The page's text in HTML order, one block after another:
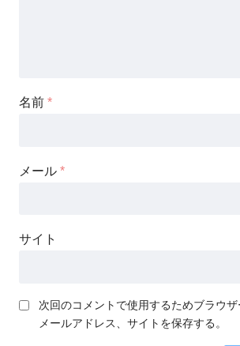
名前 *
メール *
サイト
次回のコメントで使用するためブラウザ
メールアドレス、サイトを保存する。